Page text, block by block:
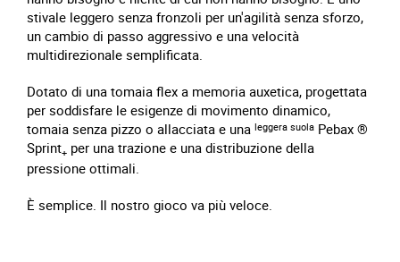
stivale leggero senza fronzoli per un'agilità senza sforzo,
un cambio di passo aggressivo e una velocità
multidirezionale semplificata.
Dotato di una tomaia flex a memoria auxetica, progettata
per soddisfare le esigenze di movimento dinamico,
tomaia senza pizzo o allacciata e una leggera suola Pebax ®
Sprint+ per una trazione e una distribuzione della
pressione ottimali.
È semplice. Il nostro gioco va più veloce.